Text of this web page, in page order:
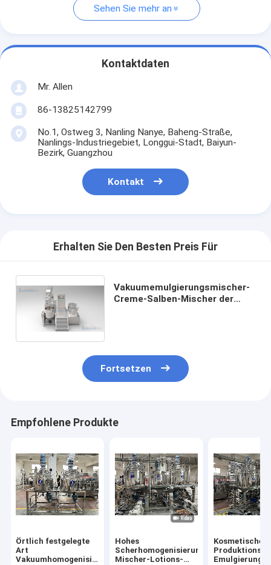
Sehen Sie mehr an
Kontaktdaten
Mr. Allen
86-13825142799
No.1, Ostweg 3, Nanling Nanye, Baheng-Straße,
Nanlings-Industriegebiet, Longgui-Stadt, Baiyun-
Bezirk, Guangzhou
Kontakt
Erhalten Sie Den Besten Preis Für
Vakuumemulgierungsmischer-
Creme-Salben-Mischer der
Fortsetzen
Empfohlene Produkte
Örtlich festgelegte
Art
Vakuumhomogenisierer-
Hohes
Mischer-Lotions-
Kosmetische